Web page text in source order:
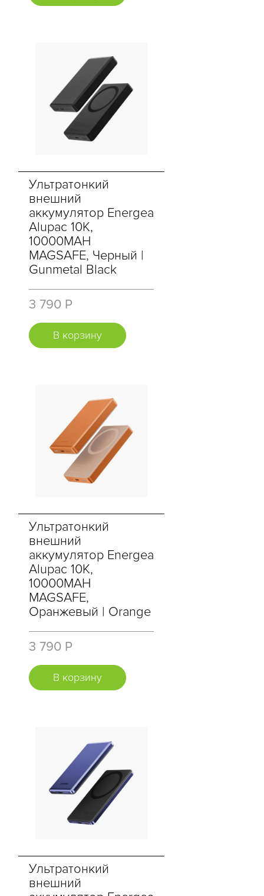
Ультратонкий
внешний
аккумулятор Energea
Alupac 10K,
10000MAH
MAGSAFE, Черный |
Gunmetal Black
3 790 Р
В корзину
Ультратонкий
внешний
аккумулятор Energea
Alupac 10K,
10000MAH
MAGSAFE,
Оранжевый | Orange
3 790 Р
В корзину
Ультратонкий
внешний